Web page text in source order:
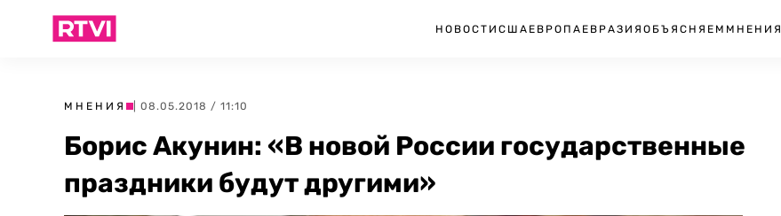
НОВОСТИ США ЕВРОПА ЕВРАЗИЯ ОБЪЯСНЯЕМ МНЕНИЯ
МНЕНИЯ | 08.05.2018 / 11:10
Борис Акунин: «В новой России государственные
праздники будут другими»